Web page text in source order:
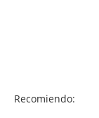
Recomiendo: